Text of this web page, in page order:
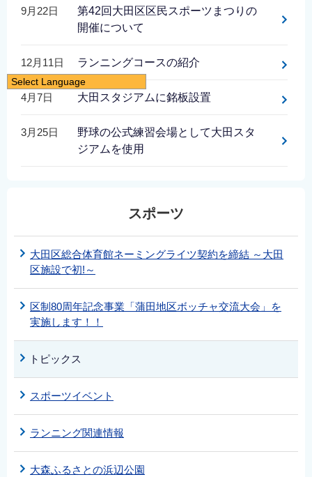
9月22日
第42回大田区区民スポーツまつりの
開催について
12月11日 ランニングコースの紹介
4月7日 大田スタジアムに銘板設置
3月25日
野球の公式練習会場として大田スタ
ジアムを使用
スポーツ
大田区総合体育館ネーミングライツ契約を締結 ～大田
区施設で初!～
区制80周年記念事業「蒲田地区ボッチャ交流大会」を
実施します！！
トピックス
スポーツイベント
ランニング関連情報
大森ふるさとの浜辺公園
Select Language
日本語